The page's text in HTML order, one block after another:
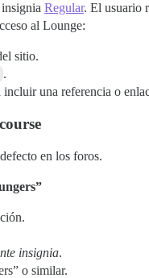
Regular. El usuario
al Lounge:
sitio.
.
una referencia o
en los foros.
insignia.
o similar.